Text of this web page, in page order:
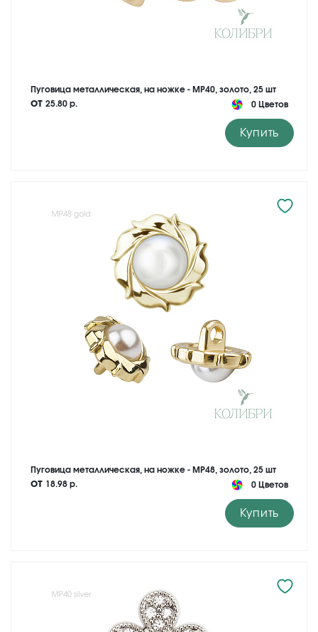
Пуговица металлическая, на ножке - MP40, золото, 25 шт
от 25.80 р. 0 Цветов
Купить
Пуговица металлическая, на ножке - MP48, золото, 25 шт
от 18.98 р. 0 Цветов
Купить